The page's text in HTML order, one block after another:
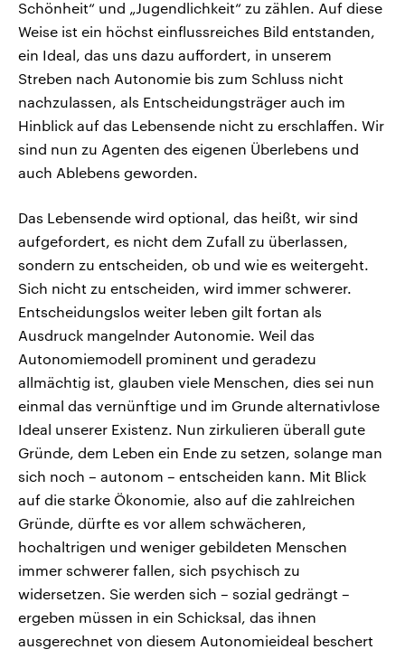
Schönheit“ und „Jugendlichkeit“ zu zählen. Auf diese
Weise ist ein höchst einflussreiches Bild entstanden,
ein Ideal, das uns dazu auffordert, in unserem
Streben nach Autonomie bis zum Schluss nicht
nachzulassen, als Entscheidungsträger auch im
Hinblick auf das Lebensende nicht zu erschlaffen. Wir
sind nun zu Agenten des eigenen Überlebens und
auch Ablebens geworden.
Das Lebensende wird optional, das heißt, wir sind
aufgefordert, es nicht dem Zufall zu überlassen,
sondern zu entscheiden, ob und wie es weitergeht.
Sich nicht zu entscheiden, wird immer schwerer.
Entscheidungslos weiter leben gilt fortan als
Ausdruck mangelnder Autonomie. Weil das
Autonomiemodell prominent und geradezu
allmächtig ist, glauben viele Menschen, dies sei nun
einmal das vernünftige und im Grunde alternativlose
Ideal unserer Existenz. Nun zirkulieren überall gute
Gründe, dem Leben ein Ende zu setzen, solange man
sich noch – autonom – entscheiden kann. Mit Blick
auf die starke Ökonomie, also auf die zahlreichen
Gründe, dürfte es vor allem schwächeren,
hochaltrigen und weniger gebildeten Menschen
immer schwerer fallen, sich psychisch zu
widersetzen. Sie werden sich – sozial gedrängt –
ergeben müssen in ein Schicksal, das ihnen
ausgerechnet von diesem Autonomieideal beschert